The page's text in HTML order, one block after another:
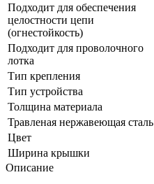
Подходит для обеспечения
целостности цепи
(огнестойкость)
Подходит для проволочного
лотка
Тип крепления
Тип устройства
Толщина материала
Травленая нержавеющая сталь
Цвет
Ширина крышки
Описание